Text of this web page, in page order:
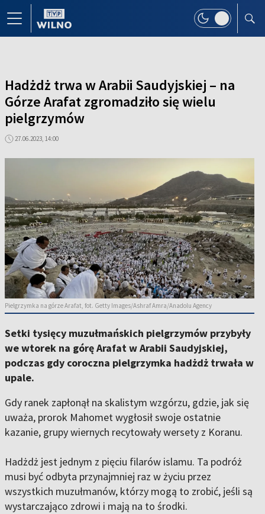
Hadżdż trwa w Arabii Saudyjskiej – na
Górze Arafat zgromadziło się wielu
pielgrzymów
27.06.2023, 14:00
Pielgrzymka na górze Arafat, fot. Getty Images/Ashraf Amra/Anadolu Agency
Setki tysięcy muzułmańskich pielgrzymów przybyły
we wtorek na górę Arafat w Arabii Saudyjskiej,
podczas gdy coroczna pielgrzymka hadżdż trwała w
upale.
Gdy ranek zapłonął na skalistym wzgórzu, gdzie, jak się
uważa, prorok Mahomet wygłosił swoje ostatnie
kazanie, grupy wiernych recytowały wersety z Koranu.
Hadżdż jest jednym z pięciu filarów islamu. Ta podróż
musi być odbyta przynajmniej raz w życiu przez
wszystkich muzułmanów, którzy mogą to zrobić, jeśli są
wystarczająco zdrowi i mają na to środki.